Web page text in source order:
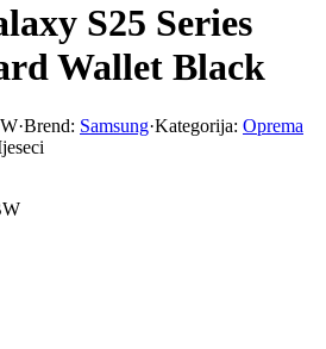
S25 Series
Wallet Black
·Brend: Samsung·Kategorija: Oprema